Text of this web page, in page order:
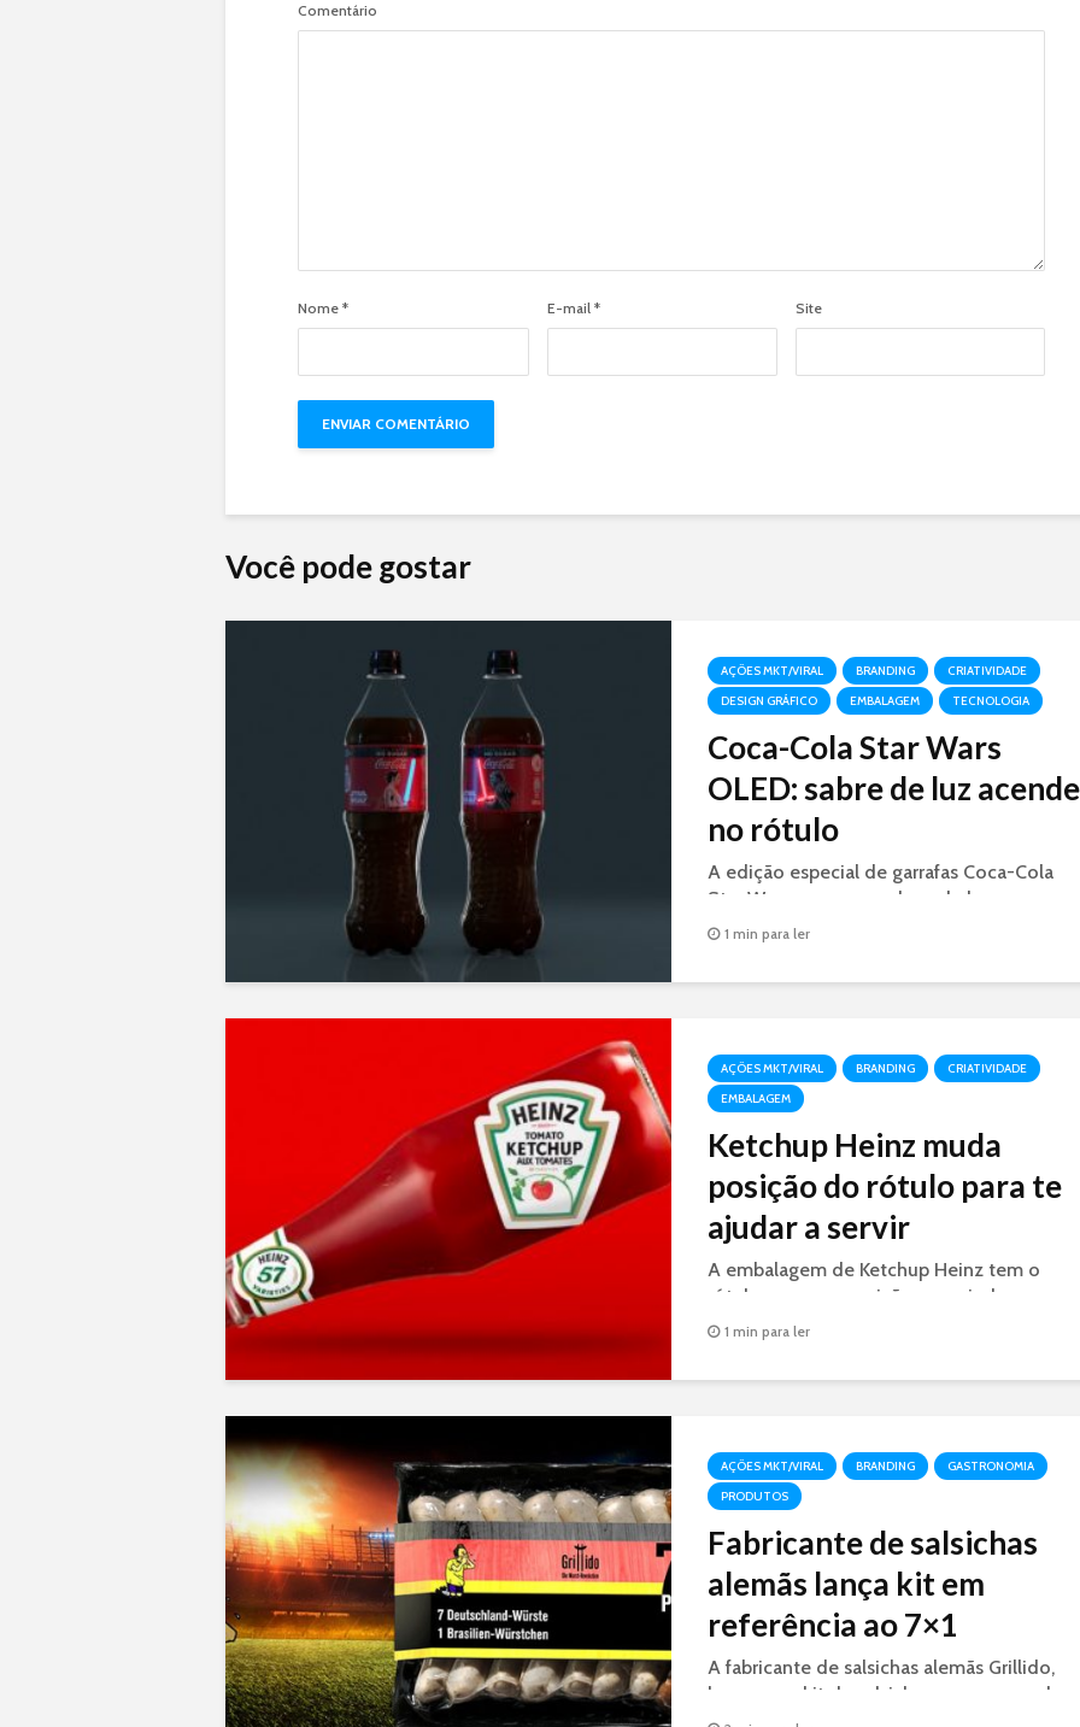
Comentário
Nome * E-mail * Site
Você pode gostar
AÇÕES MKT/VIRAL BRANDING
CRIATIVIDADE
DESIGN GRÁFICO
EMBALAGEM TECNOLOGIA
Coca-Cola Star Wars
OLED: sabre de luz acende
no rótulo
A edição especial de garrafas Coca-Cola
Star Wars, possuem sabres de luz nas cores
azul e vermelho que ficam iluminados
1 min para ler
AÇÕES MKT/VIRAL BRANDING
CRIATIVIDADE
EMBALAGEM
Ketchup Heinz muda
posição do rótulo para te
ajudar a servir
A embalagem de Ketchup Heinz tem o
rótulo em nova posição para ajudar o
consumidor a servir a quantidade certa de
1 min para ler
AÇÕES MKT/VIRAL BRANDING
GASTRONOMIA
PRODUTOS
Fabricante de salsichas
alemãs lança kit em
referência ao 7×1
A fabricante de salsichas alemãs Grillido,
lançou um kit de salsichas para a copa do
mundo com referência ao 7x1. 7 salsichas